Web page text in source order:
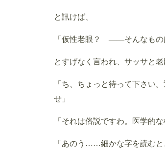
と訊けば、
「仮性老眼？ ——そんなもの
とすげなく言われ、サッサと
「ち、ちょっと待って下さい
せ」
「それは俗説ですわ。医学的
「あのう……細かな字を読むと